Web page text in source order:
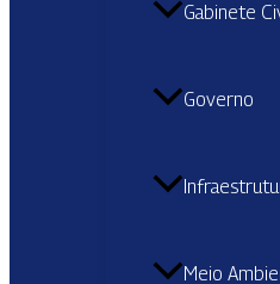
Gabinete
Governo
Meio